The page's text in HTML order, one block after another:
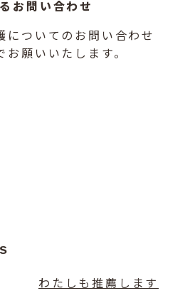
お問い合わせ
についてのお問い合わせ
お願いいたします。
わたしも推薦します